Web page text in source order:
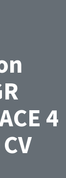
4